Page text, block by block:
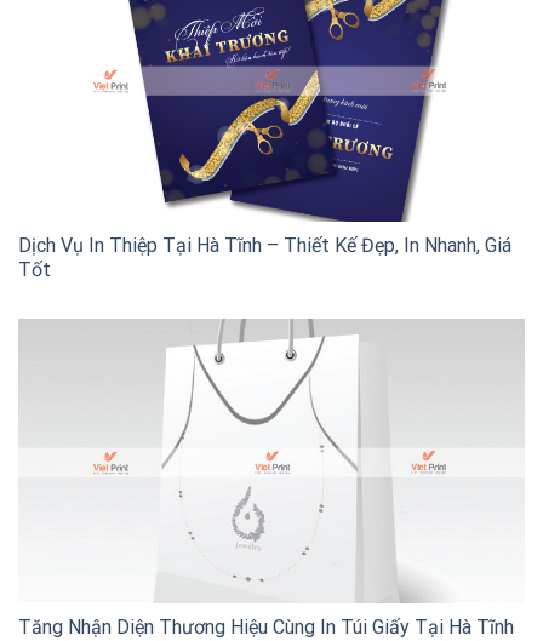
Dịch Vụ In Thiệp Tại Hà Tĩnh – Thiết Kế Đẹp, In Nhanh, Giá
Tốt
Tăng Nhận Diện Thương Hiệu Cùng In Túi Giấy Tại Hà Tĩnh